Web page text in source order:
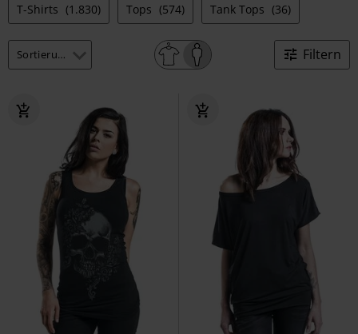
T-Shirts (1.830) Tops (574) Tank Tops (36)
Filtern